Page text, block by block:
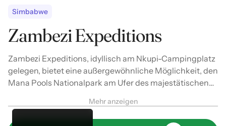
Simbabwe
Zambezi Expeditions
Zambezi Expeditions, idyllisch am Nkupi-Campingplatz
gelegen, bietet eine außergewöhnliche Möglichkeit, den
Mana Pools Nationalpark am Ufer des majestätischen
Mehr anzeigen